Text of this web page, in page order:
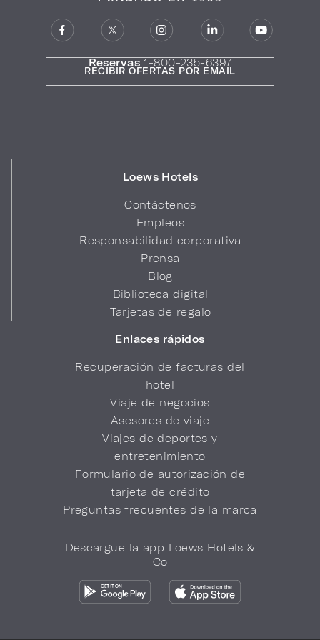
Reservas 1-800-235-6397
Loews Hotels
Contáctenos
Empleos
Responsabilidad corporativa
Prensa
Blog
Biblioteca digital
Tarjetas de regalo
Enlaces rápidos
Recuperación de facturas del
hotel
Viaje de negocios
Asesores de viaje
Viajes de deportes y
entretenimiento
Formulario de autorización de
tarjeta de crédito
Preguntas frecuentes de la marca
RECIBIR OFERTAS POR EMAIL
Descargue la app Loews Hotels &
Co